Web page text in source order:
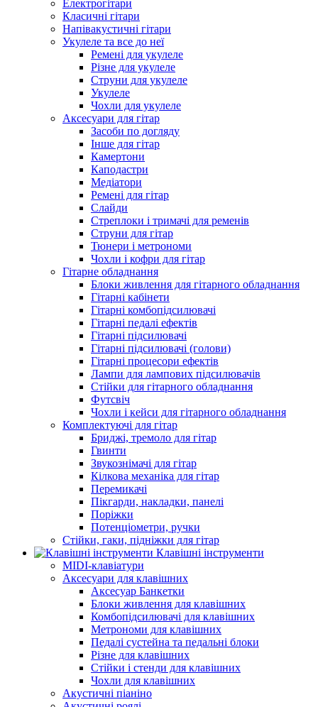
Електрогітари
Класичні гітари
Напівакустичні гітари
Укулеле та все до неї
Ремені для укулеле
Різне для укулеле
Струни для укулеле
Укулеле
Чохли для укулеле
Аксесуари для гітар
Засоби по догляду
Інше для гітар
Камертони
Каподастри
Медіатори
Ремені для гітар
Слайди
Стреплоки і тримачі для ременів
Струни для гітар
Тюнери і метрономи
Чохли і кофри для гітар
Гітарне обладнання
Блоки живлення для гітарного обладнання
Гітарні кабінети
Гітарні комбопідсилювачі
Гітарні педалі ефектів
Гітарні підсилювачі
Гітарні підсилювачі (голови)
Гітарні процесори ефектів
Лампи для лампових підсилювачів
Стійки для гітарного обладнання
Футсвіч
Чохли і кейси для гітарного обладнання
Комплектуючі для гітар
Бриджі, тремоло для гітар
Гвинти
Звукознімачі для гітар
Кілкова механіка для гітар
Перемикачі
Пікгарди, накладки, панелі
Поріжки
Потенціометри, ручки
Стійки, гаки, підніжки для гітар
Клавішні інструменти
MIDI-клавіатури
Аксесуари для клавішних
Аксесуар Банкетки
Блоки живлення для клавішних
Комбопідсилювачі для клавішних
Метрономи для клавішних
Педалі сустейна та педальні блоки
Різне для клавішних
Стійки і стенди для клавішних
Чохли для клавішних
Акустичні піаніно